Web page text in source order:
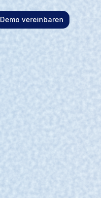
Demo vereinbaren